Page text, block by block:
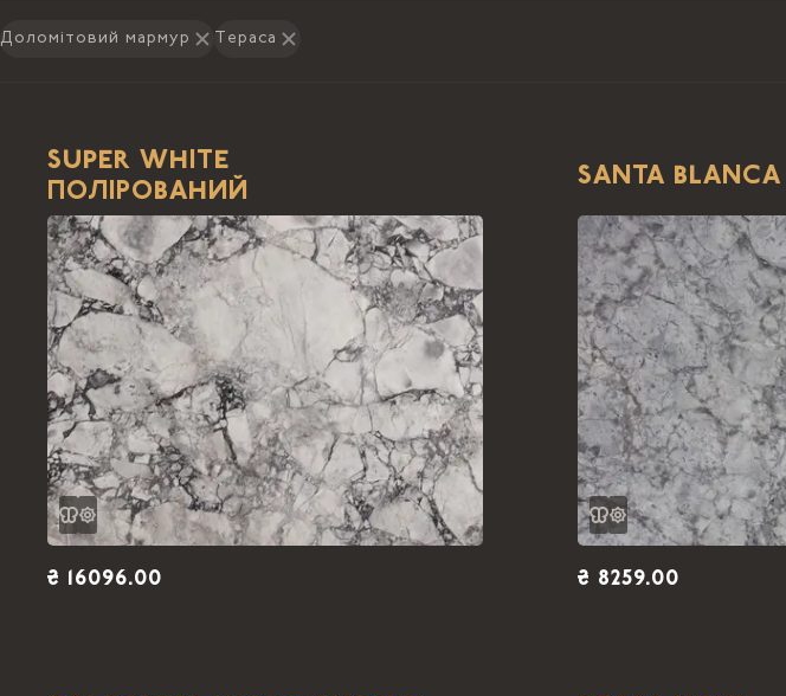
Доломітовий мармур Тераса
SUPER WHITE
ПОЛІРОВАНИЙ
₴ 16096.00
SANTA BLANCA
₴ 8259.00